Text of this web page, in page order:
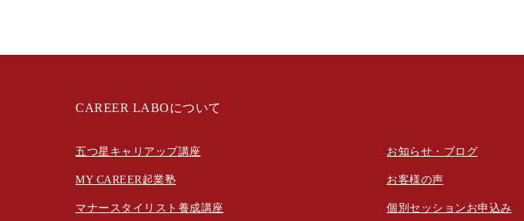
CAREER LABOについて
五つ星キャリアップ講座
MY CAREER起業塾
マナースタイリスト養成講座
お知らせ・ブログ
お客様の声
個別セッションお申込み